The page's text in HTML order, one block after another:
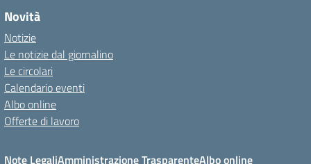
Novità
Notizie
Le notizie dal giornalino
Le circolari
Calendario eventi
Albo online
Offerte di lavoro
Note LegaliAmministrazione TrasparenteAlbo online